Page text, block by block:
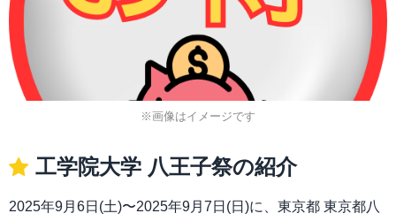
※画像はイメージです
工学院大学 八王子祭の紹介
2025年9月6日(土)〜2025年9月7日(日)に、東京都 東京都八